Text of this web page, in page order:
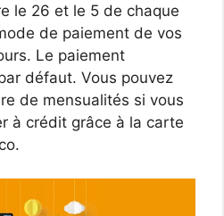
le 26 et le 5 de chaque
de paiement de vos
Le paiement
défaut. Vous pouvez
de mensualités si vous
à crédit grâce à la carte